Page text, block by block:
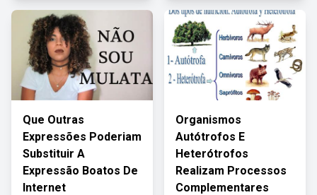
Que Outras
Expressões Poderiam
Substituir A
Expressão Boatos De
Internet
Organismos
Autótrofos E
Heterótrofos
Realizam Processos
Complementares